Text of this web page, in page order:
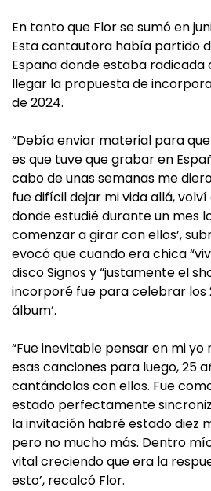
En tanto que Flor se sumó en
Esta cantautora había partido
España donde estaba radicada
llegar la propuesta de
de 2024.
“Debía enviar material para
es que tuve que grabar en
cabo de unas semanas me
fue difícil dejar mi vida allá,
donde estudié durante un mes
comenzar a girar con ellos’,
evocó que cuando era chica
disco Signos y “justamente el
incorporé fue para celebrar los
álbum’.
“Fue inevitable pensar en mi
esas canciones para luego, 25
cantándolas con ellos. Fue
estado perfectamente
la invitación habré estado diez
pero no mucho más. Dentro
vital creciendo que era la
esto’, recalcó Flor.